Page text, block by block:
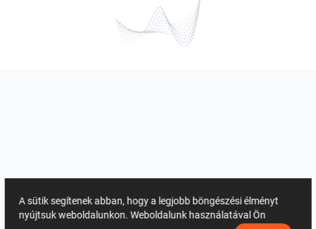
A sütik segítenek abban, hogy a legjobb böngészési élményt
nyújtsuk weboldalunkon. Weboldalunk használatával Ön